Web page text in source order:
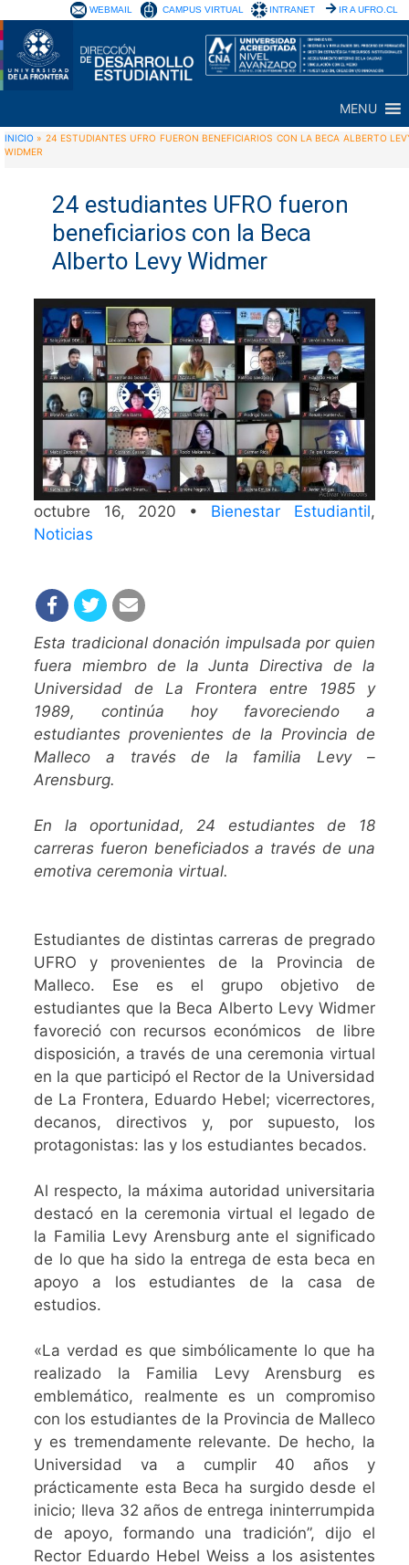
WEBMAIL CAMPUS VIRTUAL INTRANET IR A UFRO.CL
MENU
INICIO » 24 ESTUDIANTES UFRO FUERON BENEFICIARIOS CON LA BECA ALBERTO
WIDMER
24 estudiantes UFRO fueron
beneficiarios con la Beca
Alberto Levy Widmer
octubre 16, 2020 • Bienestar Estudiantil,
Noticias
Esta tradicional donación impulsada por quien
fuera miembro de la Junta Directiva de la
Universidad de La Frontera entre 1985 y
1989, continúa hoy favoreciendo a
estudiantes provenientes de la Provincia de
Malleco a través de la familia Levy –
Arensburg.
En la oportunidad, 24 estudiantes de 18
carreras fueron beneficiados a través de una
emotiva ceremonia virtual.
Estudiantes de distintas carreras de pregrado
UFRO y provenientes de la Provincia de
Malleco. Ese es el grupo objetivo de
estudiantes que la Beca Alberto Levy Widmer
favoreció con recursos económicos de libre
disposición, a través de una ceremonia virtual
en la que participó el Rector de la Universidad
de La Frontera, Eduardo Hebel; vicerrectores,
decanos, directivos y, por supuesto, los
protagonistas: las y los estudiantes becados.
Al respecto, la máxima autoridad universitaria
destacó en la ceremonia virtual el legado de
la Familia Levy Arensburg ante el significado
de lo que ha sido la entrega de esta beca en
apoyo a los estudiantes de la casa de
estudios.
«La verdad es que simbólicamente lo que ha
realizado la Familia Levy Arensburg es
emblemático, realmente es un compromiso
con los estudiantes de la Provincia de Malleco
y es tremendamente relevante. De hecho, la
Universidad va a cumplir 40 años y
prácticamente esta Beca ha surgido desde el
inicio; lleva 32 años de entrega ininterrumpida
de apoyo, formando una tradición”, dijo el
Rector Eduardo Hebel Weiss a los asistentes